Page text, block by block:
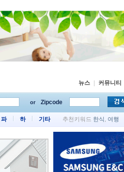
뉴스 커뮤니티
or Zipcode
파 하 기타 추천키워드 한식 , 여행